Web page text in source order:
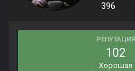
396
РЕПУТАЦИЯ
102
Хорошая